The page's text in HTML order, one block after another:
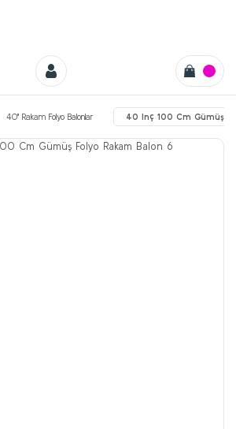
40'' Rakam Folyo Balonlar 40 Inç 100 Cm Gümüş